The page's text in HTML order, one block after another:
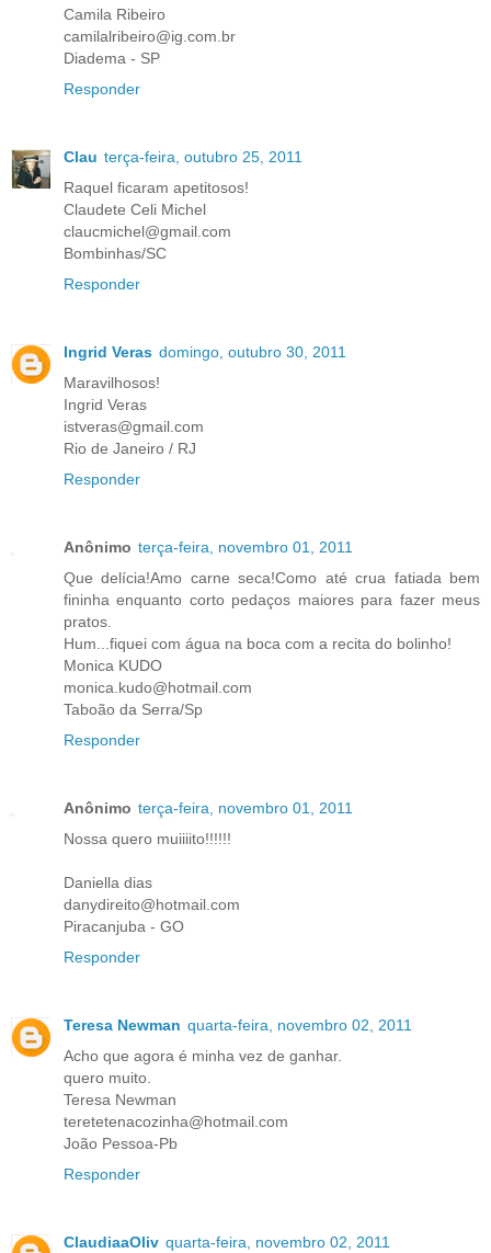
Camila Ribeiro
camilalribeiro@ig.com.br
Diadema - SP
Responder
Clau terça-feira, outubro 25, 2011
Raquel ficaram apetitosos!
Claudete Celi Michel
claucmichel@gmail.com
Bombinhas/SC
Responder
Ingrid Veras domingo, outubro 30, 2011
Maravilhosos!
Ingrid Veras
istveras@gmail.com
Rio de Janeiro / RJ
Responder
Anônimo terça-feira, novembro 01, 2011
Que delícia!Amo carne seca!Como até crua fatiada bem
fininha enquanto corto pedaços maiores para fazer meus
pratos.
Hum...fiquei com água na boca com a recita do bolinho!
Monica KUDO
monica.kudo@hotmail.com
Taboão da Serra/Sp
Responder
Anônimo terça-feira, novembro 01, 2011
Nossa quero muiiiito!!!!!!
Daniella dias
danydireito@hotmail.com
Piracanjuba - GO
Responder
Teresa Newman quarta-feira, novembro 02, 2011
Acho que agora é minha vez de ganhar.
quero muito.
Teresa Newman
teretetenacozinha@hotmail.com
João Pessoa-Pb
Responder
ClaudiaaOliv quarta-feira, novembro 02, 2011